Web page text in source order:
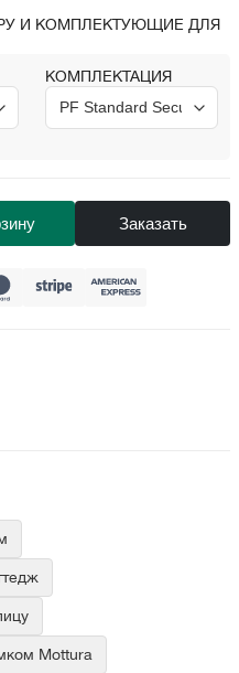
И КОМПЛЕКТУЮЩИЕ ДЛЯ
КОМПЛЕКТАЦИЯ
Заказать
Mottura